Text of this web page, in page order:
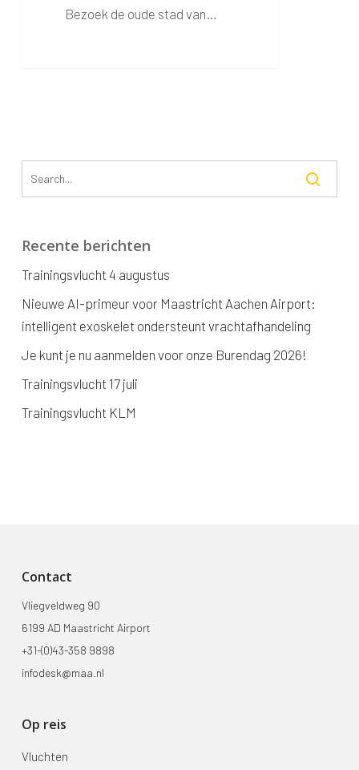
Bezoek de oude stad van…
Recente berichten
Trainingsvlucht 4 augustus
Nieuwe AI-primeur voor Maastricht Aachen Airport:
intelligent exoskelet ondersteunt vrachtafhandeling
Je kunt je nu aanmelden voor onze Burendag 2026!
Trainingsvlucht 17 juli
Trainingsvlucht KLM
Contact
Vliegveldweg 90
6199 AD Maastricht Airport
+31-(0)43-358 9898
infodesk@maa.nl
Op reis
Vluchten